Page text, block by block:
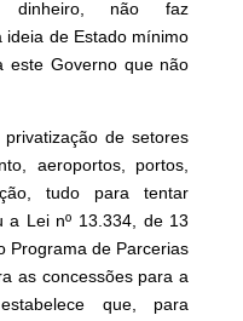
dinheiro, não faz
ideia de Estado mínimo
este Governo que não
de setores
aeroportos, portos,
tudo para tentar
a Lei nº 13.334, de 13
Programa de Parcerias
as concessões para a
que, para